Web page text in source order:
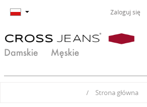
Zaloguj się
Damskie Męskie
Jeansy damskie
Jeansy męskie
/ Strona główna